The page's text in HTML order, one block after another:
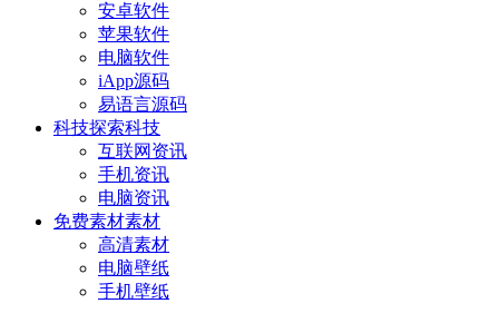
安卓软件
苹果软件
电脑软件
iApp源码
易语言源码
科技探索科技
互联网资讯
手机资讯
电脑资讯
免费素材素材
高清素材
电脑壁纸
手机壁纸